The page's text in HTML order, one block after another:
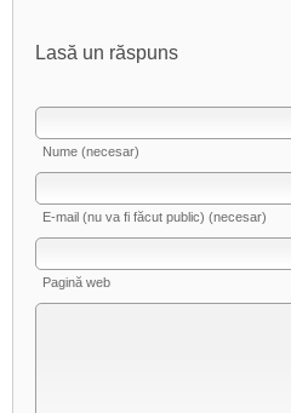
Lasă un răspuns
Nume (necesar)
E-mail (nu va fi făcut public) (necesar)
Pagină web